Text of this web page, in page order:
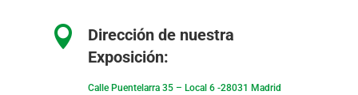

Dirección de nuestra
Exposición:
Calle Puentelarra 35 – Local 6 -28031 Madrid